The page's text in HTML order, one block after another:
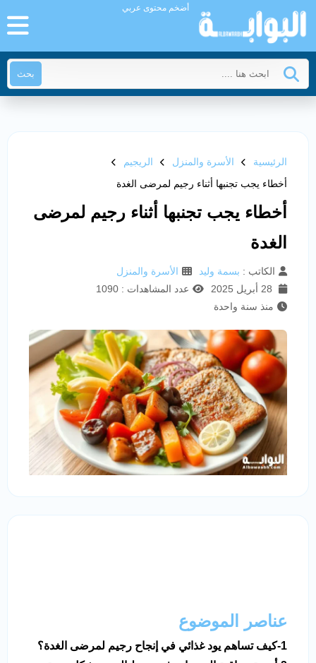
أضخم محتوى عربي
بحث
الرئيسية الأسرة والمنزل
الريجيم
أخطاء يجب تجنبها أثناء رجيم لمرضى الغدة
أخطاء يجب تجنبها أثناء رجيم لمرضى
الغدة
الكاتب : بسمة وليد
الأسرة والمنزل
عدد المشاهدات : 1090
منذ سنة واحدة
عناصر الموضوع
1-كيف تساهم يود غذائي في إنجاح رجيم لمرضى الغدة؟